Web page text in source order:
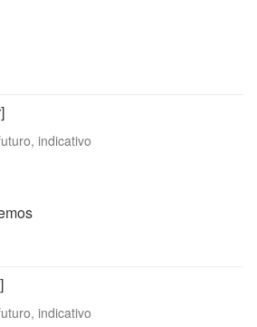
indicativo
indicativo